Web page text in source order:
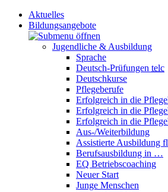
Aktuelles
Bildungsangebote
Jugendliche & Ausbildung
Sprache
Deutsch-Prüfungen telc
Deutschkurse
Pflegeberufe
Erfolgreich in die
Erfolgreich in die
Erfolgreich in die
Aus-/Weiterbildung
Assistierte Ausbildung
Berufsausbildung in …
EQ Betriebscoaching
Neuer Start
Junge Menschen